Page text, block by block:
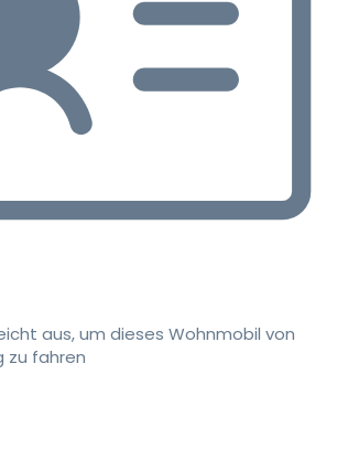
aus, um dieses Wohnmobil von
zu fahren